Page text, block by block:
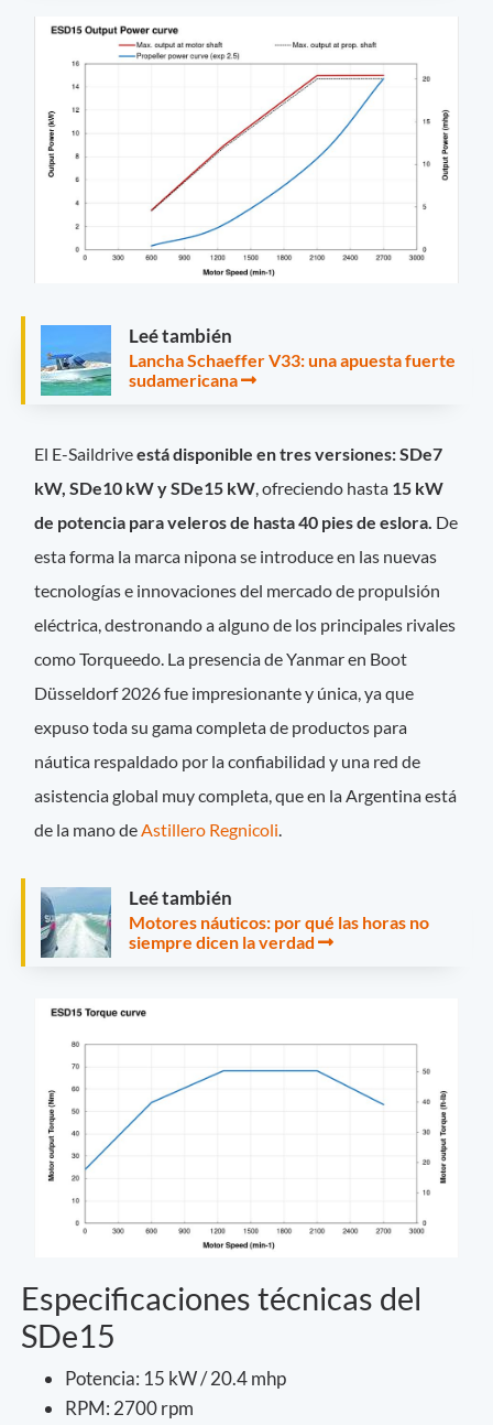
Leé también
Lancha Schaeffer V33: una apuesta fuerte
sudamericana
El E-Saildriveestá disponible en tres versiones: SDe7
kW, SDe10 kW y SDe15 kW, ofreciendo hasta 15 kW
de potencia para veleros de hasta 40 pies de eslora. De
esta forma la marca nipona se introduce en las nuevas
tecnologías e innovaciones del mercado de propulsión
eléctrica, destronando a alguno de los principales rivales
como Torqueedo. La presencia de Yanmar en Boot
Düsseldorf 2026 fue impresionante y única, ya que
expuso toda su gama completa de productos para
náutica respaldado por la confiabilidad y una red de
asistencia global muy completa, que en la Argentina está
de la mano deAstillero Regnicoli.
Leé también
Motores náuticos: por qué las horas no
siempre dicen la verdad
Especificaciones técnicas del
SDe15
Potencia: 15 kW / 20.4 mhp
RPM: 2700 rpm